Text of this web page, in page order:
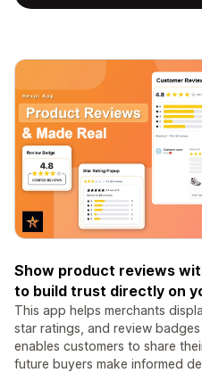
Show product reviews
to build trust directly on
This app helps merchants
star ratings, and review
enables customers to share
future buyers make informed